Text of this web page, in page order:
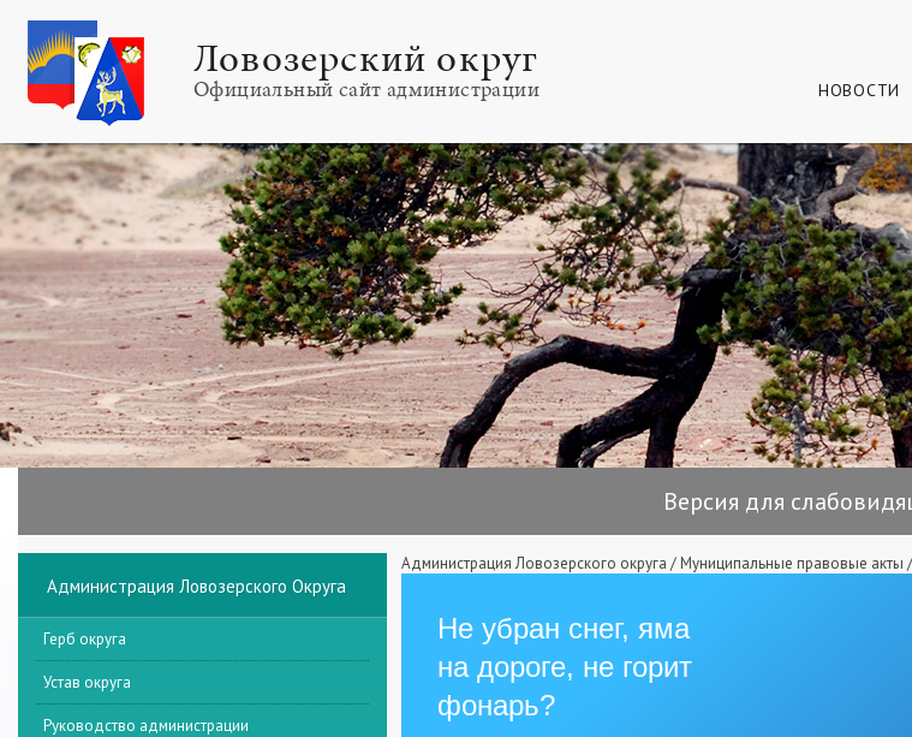
Ловозерский округ
Официальный сайт администрации НОВОСТИ
Версия для
Администрация Ловозерского округа / Муниципальные правовые акты /
Не убран снег, яма
на дороге, не горит
фонарь?
Администрация Ловозерского Округа
Герб округа
Устав округа
Руководство администрации